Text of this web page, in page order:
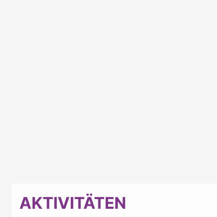
AKTIVITÄTEN